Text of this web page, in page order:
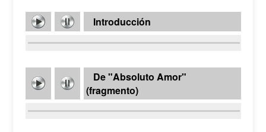
Introducción
De "Absoluto Amor"
(fragmento)